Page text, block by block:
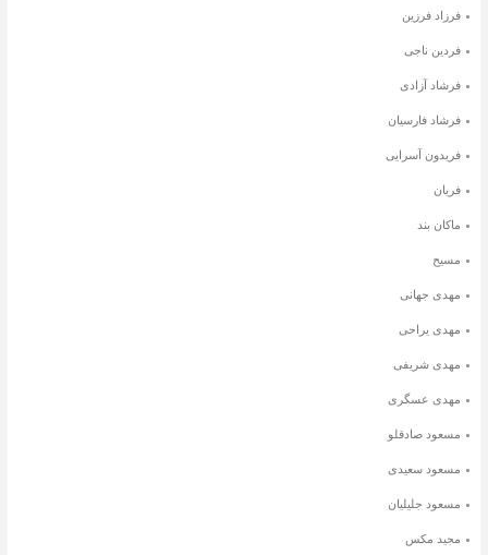
فرزاد فرزین
فردین ناجی
فرشاد آزادی
فرشاد فارسیان
فریدون آسرایی
فریان
ماکان بند
مسیح
مهدی جهانی
مهدی یراحی
مهدی شریفی
مهدی عسگری
مسعود صادقلو
مسعود سعیدی
مسعود جلیلیان
مجید مکس